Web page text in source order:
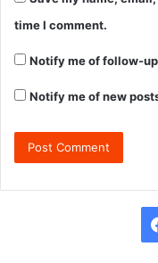
time I comment.
Notify me of follow-
Notify me of new